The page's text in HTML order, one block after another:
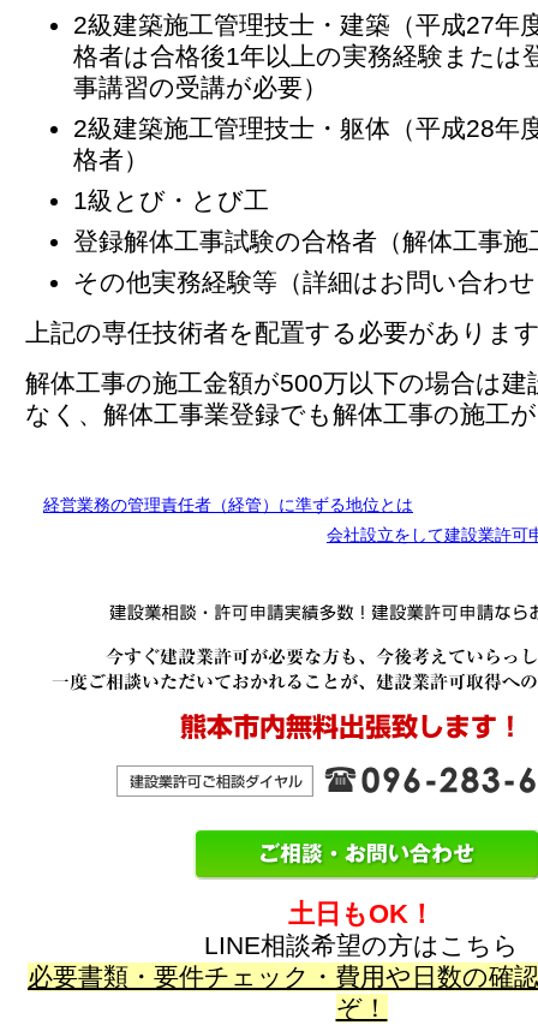
2級建築施工管理技士・建築（平成27年
格者は合格後1年以上の実務経験または
事講習の受講が必要）
2級建築施工管理技士・躯体（平成28年
格者）
1級とび・とび工
登録解体工事試験の合格者（解体工事施
その他実務経験等（詳細はお問い合わ
上記の専任技術者を配置する必要がありま
解体工事の施工金額が500万以下の場合は建
なく、解体工事業登録でも解体工事の施工
経営業務の管理責任者（経管）に準ずる地位とは
会社設立をして建設業許可
土日もOK！
LINE相談希望の方はこちら
必要書類・要件チェック・費用や日数の確
ぞ！